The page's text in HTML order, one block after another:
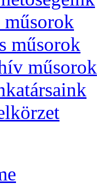
műsorok
műsorok